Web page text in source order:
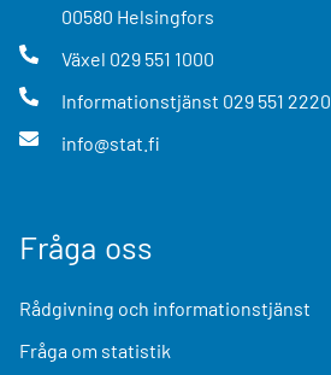
00580 Helsingfors
Växel 029 551 1000
Informationstjänst 029 551 2220
info@stat.fi
Fråga oss
Rådgivning och informationstjänst
Fråga om statistik